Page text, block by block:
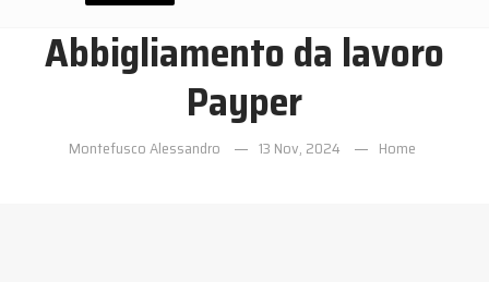
Abbigliamento da lavoro
Payper
Montefusco Alessandro 13 Nov, 2024 Home
ACCEDI
Hai dimenticato la password?
NESSUN ACCOUNTCREA UN NUOVO ACCOUNT